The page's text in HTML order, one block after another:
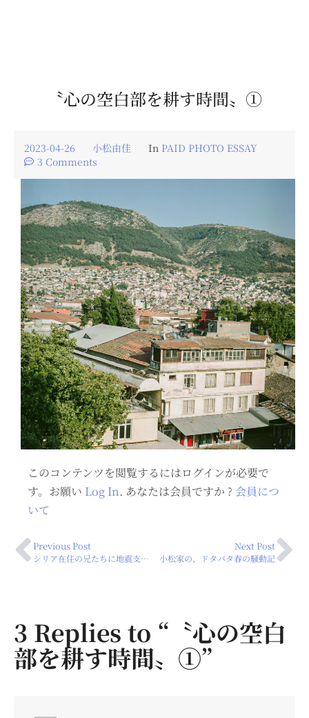
〝心の空白部を耕す時間〟①
2023-04-26 小松由佳 In PAID PHOTO ESSAY
3 Comments
このコンテンツを閲覧するにはログインが必要で
す。お願い Log In. あなたは会員ですか ? 会員につ
いて
Previous Post
シリア在住の兄たちに地震支援金を配布いただきました 〜バーセル兄による現地レポート〜
Next Post
小松家の、ドタバタ春の騒動記
3 Replies to “〝心の空白
部を耕す時間〟①”